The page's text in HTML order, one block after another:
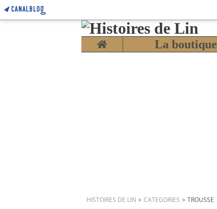
Home La boutique
HISTOIRES DE LIN > CATEGORIES > TROUSSE